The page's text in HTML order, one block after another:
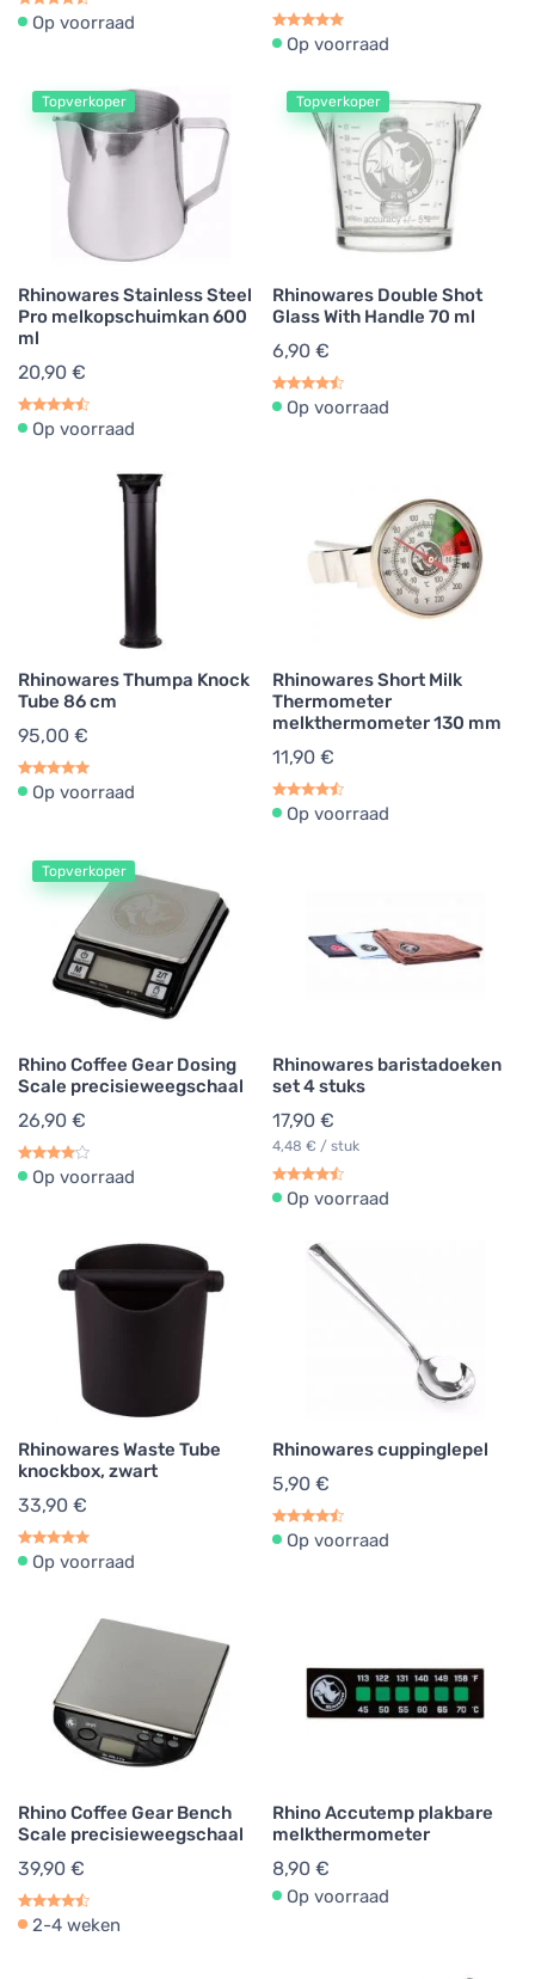
Koffie voor buiten
Koffiebrand accessoires 2
Reinigingsborstels
Reinigingsborstels
Espressokopjes 1
Koffietampers 1
Op voorraad
Op voorraad
Topverkoper
Rhinowares Stainless Steel
Pro melkopschuimkan 600
ml
20,90 €
Op voorraad
Topverkoper
Rhinowares Double Shot
Glass With Handle 70 ml
6,90 €
Op voorraad
Rhinowares Thumpa Knock
Tube 86 cm
95,00 €
Op voorraad
Rhinowares Short Milk
Thermometer
melkthermometer 130 mm
11,90 €
Op voorraad
Topverkoper
Rhino Coffee Gear Dosing
Scale precisieweegschaal
26,90 €
Op voorraad
Rhinowares baristadoeken
set 4 stuks
17,90 €
4,48 € / stuk
Op voorraad
Rhinowares Waste Tube
knockbox, zwart
33,90 €
Op voorraad
Rhinowares cuppinglepel
5,90 €
Op voorraad
Rhino Coffee Gear Bench
Scale precisieweegschaal
39,90 €
2-4 weken
Rhino Accutemp plakbare
melkthermometer
8,90 €
Op voorraad